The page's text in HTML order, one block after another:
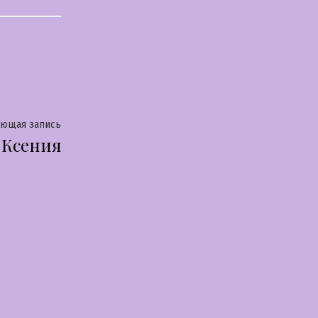
запись
запись:
Ксения